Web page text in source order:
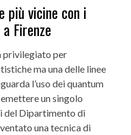
più vicine con i
Firenze
privilegiato per
ma una delle linee
l’uso dei quantum
un singolo
del Dipartimento di
una tecnica di